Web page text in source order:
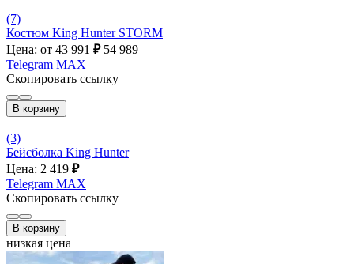
(7)
Костюм King Hunter STORM
Цена: от 43 991 ₽ 54 989
Telegram MAX
Скопировать ссылку
В корзину
(3)
Бейсболка King Hunter
Цена: 2 419 ₽
Telegram MAX
Скопировать ссылку
В корзину
низкая цена